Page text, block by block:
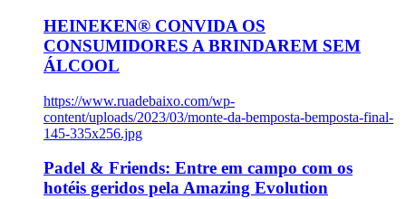
HEINEKEN® CONVIDA OS
CONSUMIDORES A BRINDAREM SEM
ÁLCOOL
https://www.ruadebaixo.com/wp-
content/uploads/2023/03/monte-da-bemposta-bemposta-final-
145-335x256.jpg
Padel & Friends: Entre em campo com os
hotéis geridos pela Amazing Evolution